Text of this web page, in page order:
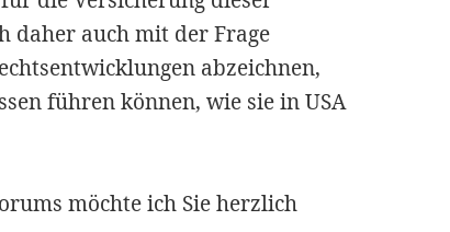
daher auch mit der Frage
abzeichnen,
führen können, wie sie in USA
möchte ich Sie herzlich